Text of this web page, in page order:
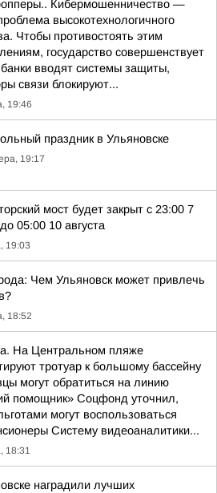
Кибермошенничество —
высокотехнологичного
Чтобы противостоять этим
государство совершенствует
вводят системы защиты,
связи блокируют...
19:46
праздник в Ульяновске
19:17
мост будет закрыт с 23:00 7
05:00 10 августа
19:03
Чем Ульяновск может привлечь
18:52
На Центральном пляже
тротуар к большому бассейну
могут обратиться на линию
помощник» Соцфонд уточнил,
могут воспользоваться
Систему видеоаналитики...
18:31
наградили лучших